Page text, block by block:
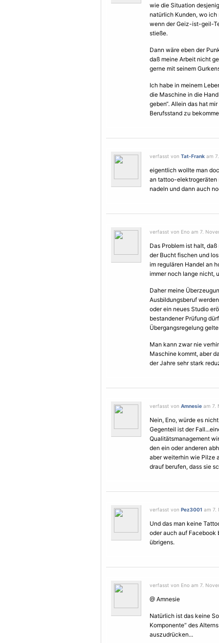
wie die Situation
natürlich Kunden, wo
wenn der Geiz-ist-geil-
stieße.
Dann wäre eben der
daß meine Arbeit nicht
gerne mit seinem
Ich habe in meinem
die Maschine in die
geben“. Allein das hat
Berufsstand zu
verfasst von Tat-Frank am
eigentlich wollte man
an tattoo-elektrogeräten
nadeln und dann auch
verfasst von Eno am 7.
Das Problem ist halt,
der Bucht fischen und
im regulären Handel an
immer noch lange nicht,
Daher meine
Ausbildungsberuf
oder ein neues Studio
bestandener Prüfung
Übergangsregelung
Man kann zwar nie
Maschine kommt, aber
der Jahre sehr stark
verfasst von Amnesie am 7.
Nein, Eno, würde es
Gegenteil ist der
Qualitätsmanagement
den ein oder anderen
aber weiterhin wie Pilze
drauf berufen, dass sie
verfasst von Pez3001 am 7.
Und das man keine
oder auch auf Facebook
übrigens.
verfasst von Eno am 7.
@ Amnesie
Natürlich ist das keine
Komponente“ des
auszudrücken...